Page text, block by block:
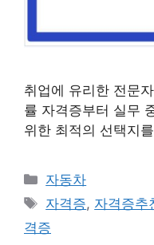
취업에 유리한 전문
률 자격증부터 실무
위한 최적의 선택지
카
테
리
자동차
태
그
자격증, 자격증추
격증